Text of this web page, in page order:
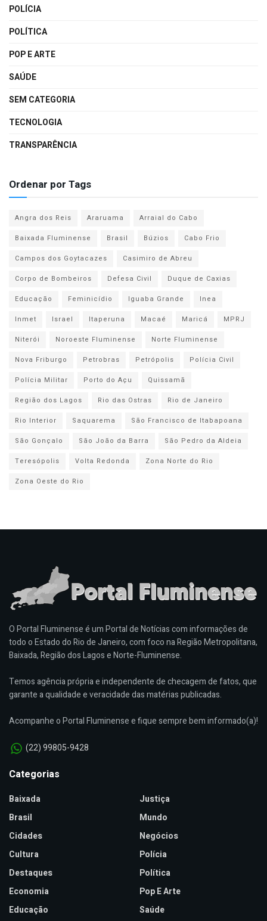
POLÍCIA
POLÍTICA
POP E ARTE
SAÚDE
SEM CATEGORIA
TECNOLOGIA
TRANSPARÊNCIA
Ordenar por Tags
Angra dos Reis Araruama
Arraial do Cabo
Baixada Fluminense
Brasil Búzios
Cabo Frio
Campos dos Goytacazes
Casimiro de Abreu
Corpo de Bombeiros
Defesa Civil
Duque de Caxias
Educação
Feminicídio Iguaba Grande
Inea
Inmet
Israel Itaperuna Macaé Maricá
MPRJ
Niterói
Noroeste Fluminense
Norte Fluminense
Nova Friburgo
Petrobras Petrópolis
Polícia Civil
Polícia Militar
Porto do Açu
Quissamã
Região dos Lagos
Rio das Ostras
Rio de Janeiro
Rio Interior
Saquarema
São Francisco de Itabapoana
São Gonçalo
São João da Barra
São Pedro da Aldeia
Teresópolis
Volta Redonda
Zona Norte do Rio
Zona Oeste do Rio
O Portal Fluminense é um Portal de Notícias com informações de
todo o Estado do Rio de Janeiro, com foco na Região Metropolitana,
Baixada, Região dos Lagos e Norte-Fluminense.
Temos agência própria e independente de checagem de fatos, que
garante a qualidade e veracidade das matérias publicadas.
Acompanhe o Portal Fluminense e fique sempre bem informado(a)!
(22) 99805-9428
Categorias
Baixada
Brasil
Cidades
Cultura
Destaques
Economia
Educação
Justiça
Mundo
Negócios
Polícia
Política
Pop E Arte
Saúde